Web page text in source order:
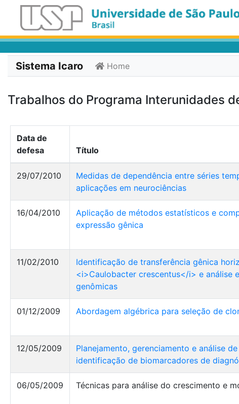
Sistema Icaro Home
Trabalhos do Programa Interunidades
Data de
defesa
Título
29/07/2010
Medidas de dependência entre séries
aplicações em neurociências
16/04/2010
Aplicação de métodos estatísticos e
expressão gênica
11/02/2010
Identificação de transferência gênica
<i>Caulobacter crescentus</i> e análise
genômicas
01/12/2009 Abordagem algébrica para seleção de
12/05/2009
Planejamento, gerenciamento e análise
identificação de biomarcadores de
06/05/2009 Técnicas para análise do crescimento e